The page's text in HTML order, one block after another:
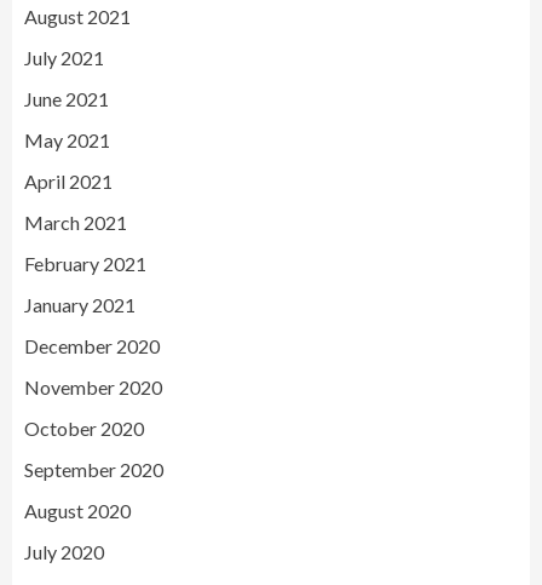
August 2021
July 2021
June 2021
May 2021
April 2021
March 2021
February 2021
January 2021
December 2020
November 2020
October 2020
September 2020
August 2020
July 2020